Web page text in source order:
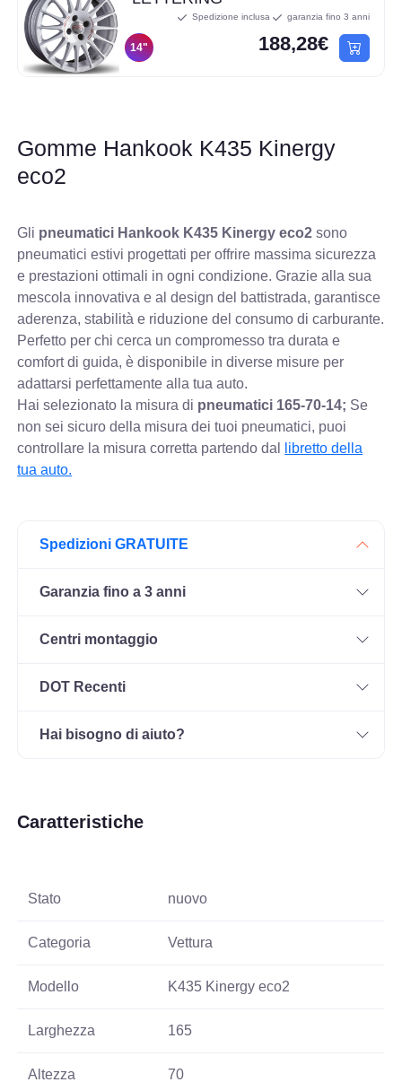
14"
Spedizione inclusa garanzia fino 3 anni
188,28€
Gomme Hankook K435 Kinergy
eco2
Gli pneumatici Hankook K435 Kinergy eco2 sono
pneumatici estivi progettati per offrire massima sicurezza
e prestazioni ottimali in ogni condizione. Grazie alla sua
mescola innovativa e al design del battistrada, garantisce
aderenza, stabilità e riduzione del consumo di carburante.
Perfetto per chi cerca un compromesso tra durata e
comfort di guida, è disponibile in diverse misure per
adattarsi perfettamente alla tua auto.
Hai selezionato la misura di pneumatici 165-70-14; Se
non sei sicuro della misura dei tuoi pneumatici, puoi
controllare la misura corretta partendo dal
libretto della
tua auto.
Spedizioni GRATUITE
Garanzia fino a 3 anni
Centri montaggio
DOT Recenti
Hai bisogno di aiuto?
Caratteristiche
Stato nuovo
Categoria Vettura
Modello K435 Kinergy eco2
Larghezza 165
Altezza 70